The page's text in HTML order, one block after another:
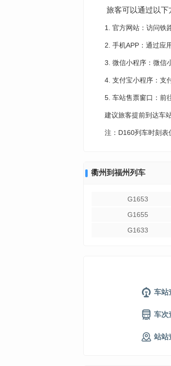
旅客可以通过以下
1. 官方网站：访问铁
2. 手机APP：通过应
3. 微信小程序：微信
4. 支付宝小程序：支
5. 车站售票窗口：前
建议旅客提前到达车
注：D160列车时刻表
衢州到福州列车
G1653
G1655
G1633
车站
车次
站站